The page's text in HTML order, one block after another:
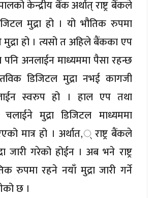
केन्द्रीय बैंक अर्थात् राष्ट्र बैंकले
मुद्रा हो । यो भौतिक रुपमा
मुद्रा हो । त्यसो त अहिले बैंकका एप
पनि अनलाईन माध्यममा पैसा रहन्छ
डिजिटल मुद्रा नभई कागजी
स्वरुप हो । हाल एप तथा
चलाईने मुद्रा डिजिटल माध्यममा
मात्र हो । अर्थात,् राष्ट्र बैंकले
जारी गरेको होईन । अब भने राष्ट्र
रुपमा रहने नयाँ मुद्रा जारी गर्ने
छ ।